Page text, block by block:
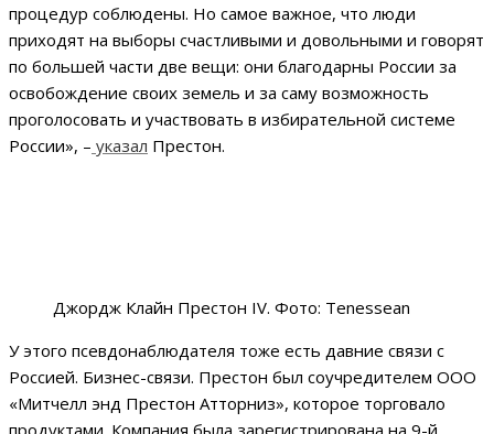
процедур соблюдены. Но самое важное, что люди
приходят на выборы счастливыми и довольными и говорят
по большей части две вещи: они благодарны России за
освобождение своих земель и за саму возможность
проголосовать и участвовать в избирательной системе
России», – указал Престон.
Джордж Клайн Престон IV. Фото: Tenessean
У этого псевдонаблюдателя тоже есть давние связи с
Россией. Бизнес-связи. Престон был соучредителем ООО
«Митчелл энд Престон Атторниз», которое торговало